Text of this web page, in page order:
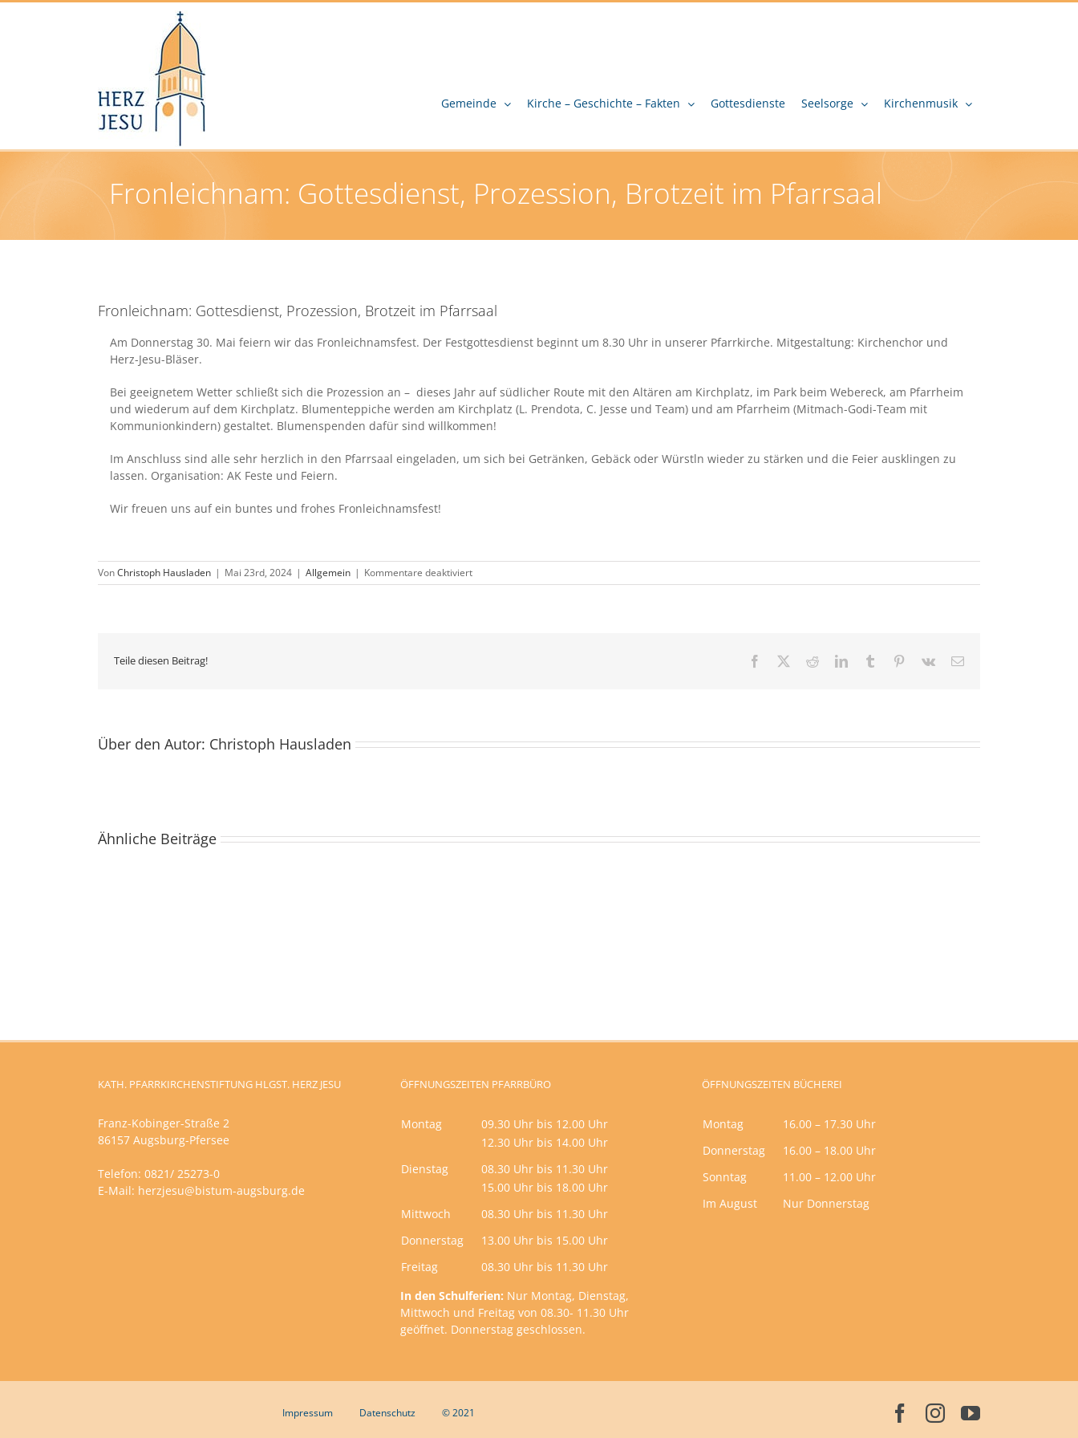
Zum
Gemeinde Kirche – Geschichte – Fakten Gottesdienste Seelsorge Kirchenmusik
Fronleichnam: Gottesdienst, Prozession, Brotzeit im Pfarrsaal
Fronleichnam: Gottesdienst, Prozession, Brotzeit im Pfarrsaal
Am Donnerstag 30. Mai feiern wir das Fronleichnamsfest. Der Festgottesdienst beginnt um 8.30 Uhr in unserer Pfarrkirche. Mitgestaltung: Kirchenchor und
Herz-Jesu-Bläser.
Bei geeignetem Wetter schließt sich die Prozession an – dieses Jahr auf südlicher Route mit den Altären am Kirchplatz, im Park beim Webereck, am Pfarrheim
und wiederum auf dem Kirchplatz. Blumenteppiche werden am Kirchplatz (L. Prendota, C. Jesse und Team) und am Pfarrheim (Mitmach-Godi-Team mit
Kommunionkindern) gestaltet. Blumenspenden dafür sind willkommen!
Im Anschluss sind alle sehr herzlich in den Pfarrsaal eingeladen, um sich bei Getränken, Gebäck oder Würstln wieder zu stärken und die Feier ausklingen zu
lassen. Organisation: AK Feste und Feiern.
Wir freuen uns auf ein buntes und frohes Fronleichnamsfest!
VonChristoph Hausladen | Mai 23rd, 2024 | Allgemein | Kommentare deaktiviertfür
Fronleichnam:
Teile diesen Beitrag! Facebook RedditLinkedInTumblr Pinterest
Vk
E-
Über den Autor: Christoph Hausladen
Ähnliche Beiträge
KATH. PFARRKIRCHENSTIFTUNG HLGST. HERZ JESU
Franz-Kobinger-Straße 2
86157 Augsburg-Pfersee
Telefon: 0821/ 25273-0
E-Mail: herzjesu@bistum-augsburg.de
ÖFFNUNGSZEITEN PFARRBÜRO
Montag
09.30 Uhr bis 12.00 Uhr
12.30 Uhr bis 14.00 Uhr
Dienstag
08.30 Uhr bis 11.30 Uhr
15.00 Uhr bis 18.00 Uhr
Mittwoch
08.30 Uhr bis 11.30 Uhr
Donnerstag
13.00 Uhr bis 15.00 Uhr
Freitag
08.30 Uhr bis 11.30 Uhr
In den Schulferien: Nur Montag, Dienstag,
Mittwoch und Freitag von 08.30- 11.30 Uhr
geöffnet. Donnerstag geschlossen.
ÖFFNUNGSZEITEN BÜCHEREI
Montag
16.00 – 17.30 Uhr
Donnerstag
16.00 – 18.00 Uhr
Sonntag
11.00 – 12.00 Uhr
Im August
Nur Donnerstag
Impressum Datenschutz © 2021 Facebook
Instagram
YouTube